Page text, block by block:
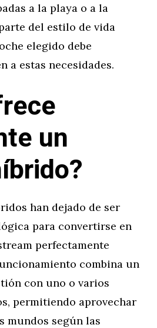
a la playa o a la
del estilo de vida
elegido debe
a estas necesidades.
un
han dejado de ser
para convertirse en
perfectamente
combina un
con uno o varios
permitiendo aprovechar
mundos según las